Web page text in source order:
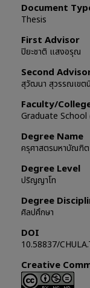
Document
Thesis
First Advisor
ปิยะชาติ แสงอรุณ
Second
สุวัฒนา สุวรรณเขต
Faculty/
Graduate
Degree Name
ครุศาสตรมหาบัณฑิต
Degree Level
ปริญญาโท
Degree
ศิลปศึกษา
DOI
10.58837/
Creative